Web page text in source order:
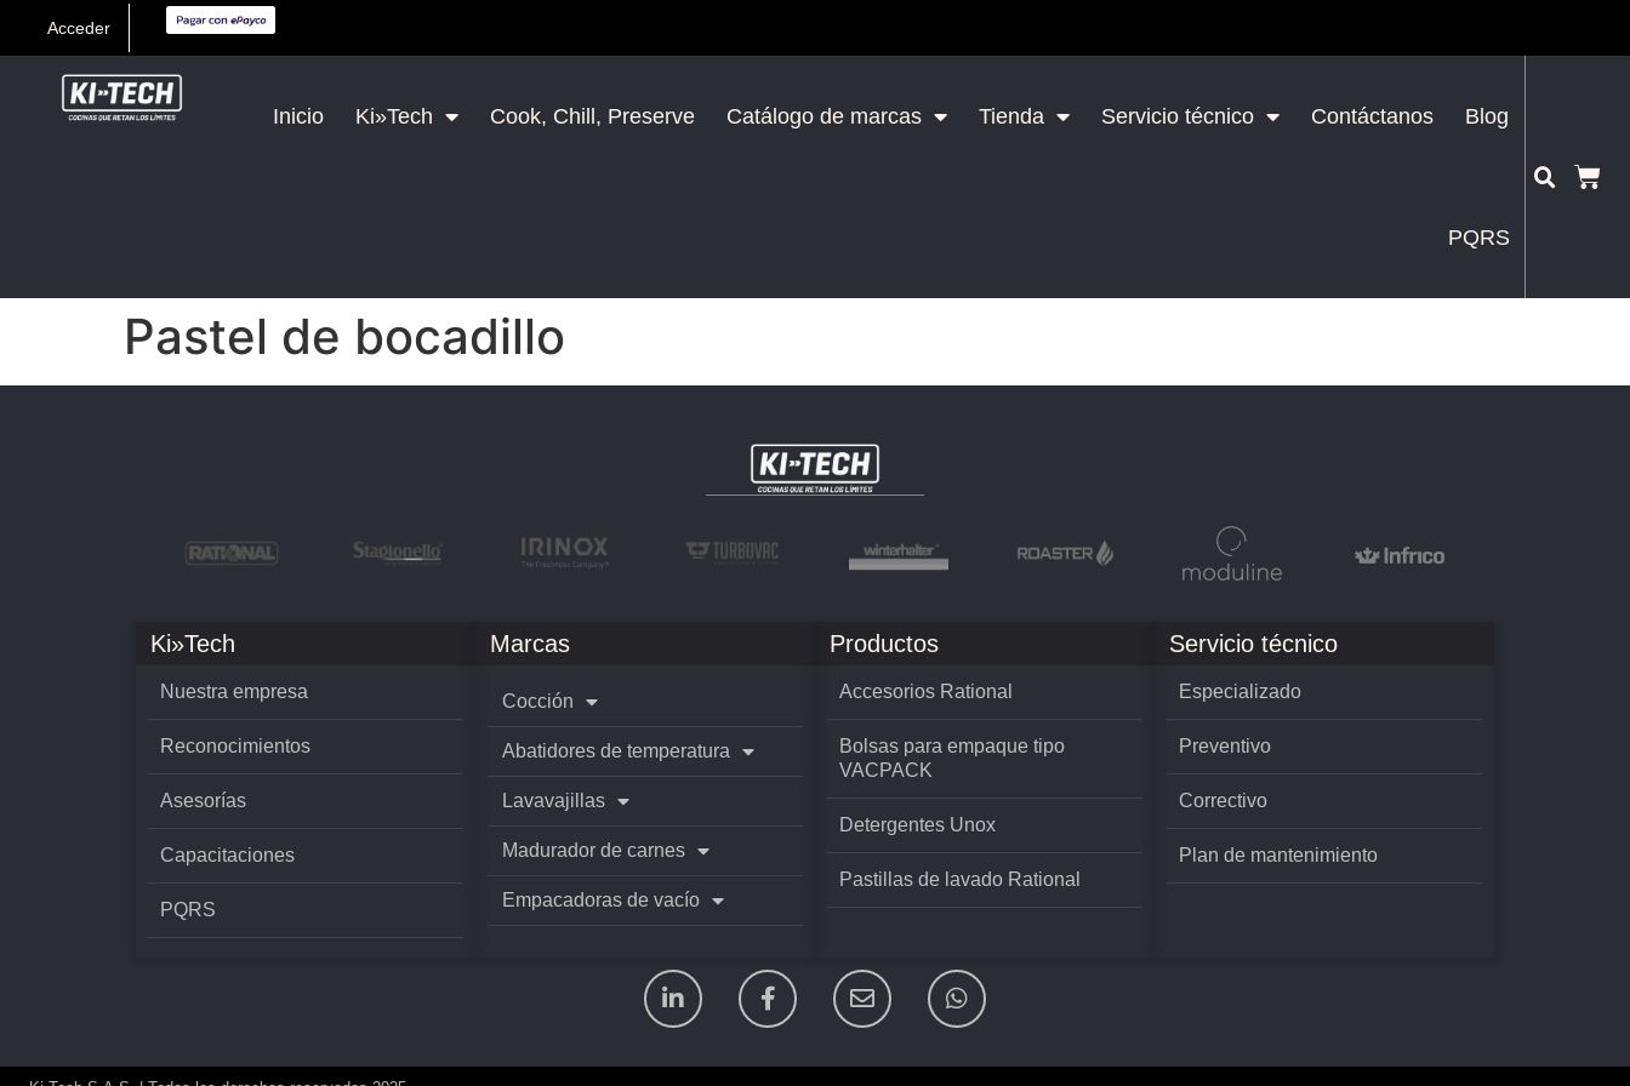
Acceder
Inicio Ki»Tech Cook, Chill, Preserve Catálogo de marcas Tienda Servicio técnico Contáctanos Blog
PQRS
Pastel de bocadillo
Ki»Tech
Nuestra empresa
Reconocimientos
Asesorías
Capacitaciones
PQRS
Marcas
Cocción
Abatidores de temperatura
Lavavajillas
Madurador de carnes
Empacadoras de vacío
Productos
Accesorios Rational
Bolsas para empaque tipo
VACPACK
Detergentes Unox
Pastillas de lavado Rational
Servicio técnico
Especializado
Preventivo
Correctivo
Plan de mantenimiento